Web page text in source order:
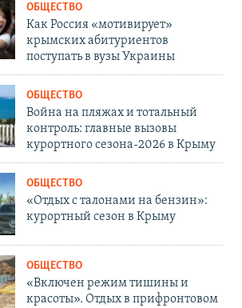
ОБЩЕСТВО
Как Россия «мотивирует»
крымских абитуриентов
поступать в вузы Украины
ОБЩЕСТВО
Война на пляжах и тотальный
контроль: главные вызовы
курортного сезона-2026 в Крыму
ОБЩЕСТВО
«Отдых с талонами на бензин»:
курортный сезон в Крыму
ОБЩЕСТВО
«Включен режим тишины и
красоты». Отдых в прифронтовом